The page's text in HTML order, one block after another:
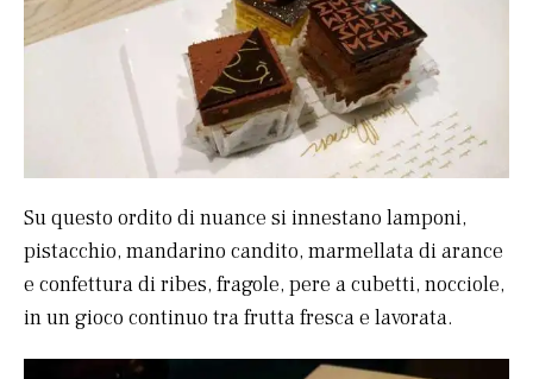
Su questo ordito di nuance si innestano lamponi,
pistacchio, mandarino candito, marmellata di arance
e confettura di ribes, fragole, pere a cubetti, nocciole,
in un gioco continuo tra frutta fresca e lavorata.